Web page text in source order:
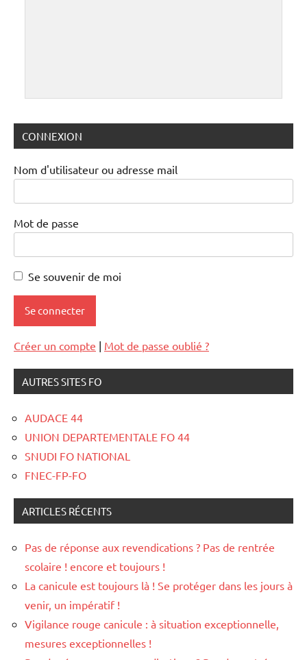
CONNEXION
Nom d'utilisateur ou adresse mail
Mot de passe
Se souvenir de moi
Créer un compte | Mot de passe oublié ?
AUTRES SITES FO
AUDACE 44
UNION DEPARTEMENTALE FO 44
SNUDI FO NATIONAL
FNEC-FP-FO
ARTICLES RÉCENTS
Pas de réponse aux revendications ? Pas de rentrée
scolaire ! encore et toujours !
La canicule est toujours là ! Se protéger dans les jours à
venir, un impératif !
Vigilance rouge canicule : à situation exceptionnelle,
mesures exceptionnelles !